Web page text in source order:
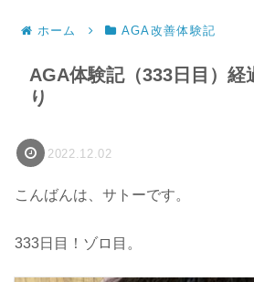
ホーム AGA改善体験記
AGA体験記（333日目）経
り
2022.12.02
こんばんは、サトーです。
333日目！ゾロ目。